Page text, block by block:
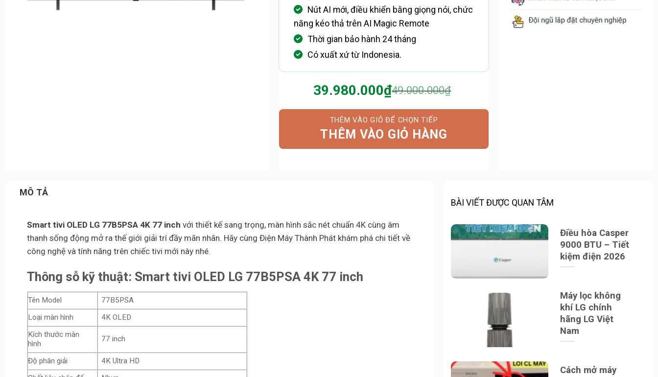
Nút AI mới, điều khiển bằng giọng nói, chức
năng kéo thả trên AI Magic Remote
Thời gian bảo hành 24 tháng
Có xuất xứ từ Indonesia.
49.000.000₫
Giá
gốc
là:
49.000.000₫.
39.980.000₫
Giá
hiện
tại
là:
39.980.000₫.
THÊM VÀO GIỎ HÀNG
MÔ TẢ
Smart tivi OLED LG 77B5PSA 4K 77 inch với thiết kế sang trọng, màn hình sắc nét chuẩn 4K cùng âm
thanh sống động mở ra thế giới giải trí đầy mãn nhãn. Hãy cùng Điện Máy Thành Phát khám phá chi tiết về
công nghệ và tính năng trên chiếc tivi mới này nhé.
Thông sỗ kỹ thuật: Smart tivi OLED LG 77B5PSA 4K 77 inch
Tên Model
77B5PSA
Loại màn hình
4K OLED
Kích thước màn
hình
77 inch
Độ phân giải
4K Ultra HD
BÀI VIẾT ĐƯỢC QUAN TÂM
Điều hòa Casper
9000 BTU – Tiết
kiệm điện 2026
Máy lọc không
khí LG chính
hãng LG Việt
Nam
Cách mở máy